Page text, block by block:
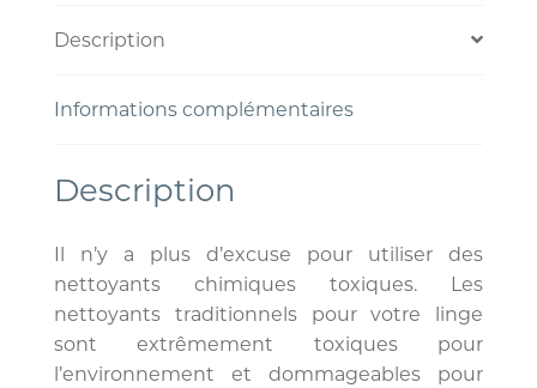
Description
Informations complémentaires
Description
Il n’y a plus d’excuse pour utiliser des
nettoyants chimiques toxiques. Les
nettoyants traditionnels pour votre linge
sont extrêmement toxiques pour
l’environnement et dommageables pour